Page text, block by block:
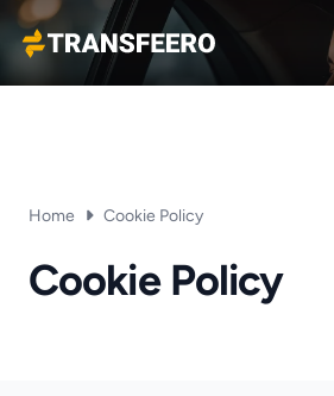
Transfeero
Home Cookie Policy
Cookie Policy